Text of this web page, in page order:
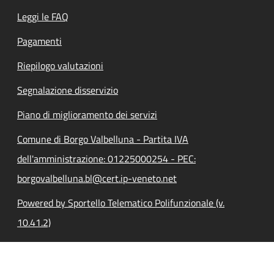
Leggi le FAQ
Pagamenti
Riepilogo valutazioni
Segnalazione disservizio
Piano di miglioramento dei servizi
Comune di Borgo Valbelluna - Partita IVA
dell'amministrazione: 01225000254 - PEC:
borgovalbelluna.bl@cert.ip-veneto.net
Powered by Sportello Telematico Polifunzionale (v.
10.41.2)